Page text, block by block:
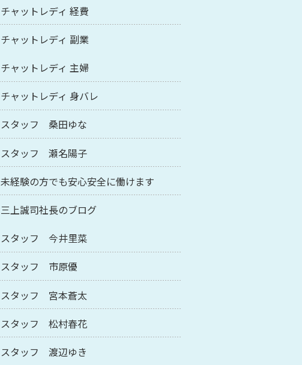
チャットレディ 経費
チャットレディ 副業
チャットレディ 主婦
チャットレディ 身バレ
スタッフ 桑田ゆな
スタッフ 瀬名陽子
未経験の方でも安心安全に働けます
三上誠司社長のブログ
スタッフ 今井里菜
スタッフ 市原優
スタッフ 宮本蒼太
スタッフ 松村春花
スタッフ 渡辺ゆき